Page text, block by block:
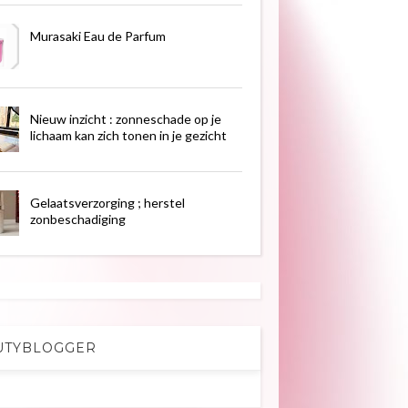
Murasaki Eau de Parfum
Nieuw inzicht : zonneschade op je
lichaam kan zich tonen in je gezicht
Gelaatsverzorging ; herstel
zonbeschadiging